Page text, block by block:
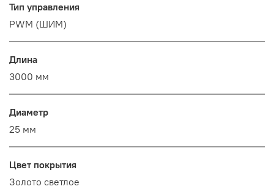
Тип управления
PWM (ШИМ)
Длина
3000 мм
Диаметр
25 мм
Цвет покрытия
Золото светлое